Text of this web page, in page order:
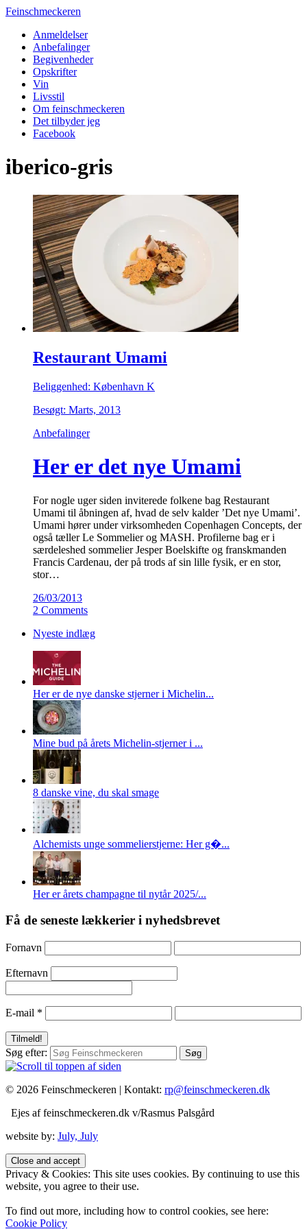
Feinschmeckeren
Anmeldelser
Anbefalinger
Begivenheder
Opskrifter
Vin
Livsstil
Om feinschmeckeren
Det tilbyder jeg
Facebook
iberico-gris
Restaurant Umami
Beliggenhed: København K
Besøgt: Marts, 2013
Anbefalinger
Her er det nye Umami
For nogle uger siden inviterede folkene bag Restaurant
Umami til åbningen af, hvad de selv kalder ’Det nye Umami’.
Umami hører under virksomheden Copenhagen Concepts, der
også tæller Le Sommelier og MASH. Profilerne bag er i
særdeleshed sommelier Jesper Boelskifte og franskmanden
Francis Cardenau, der på trods af sin lille fysik, er en stor,
stor…
26/03/2013
2 Comments
Nyeste indlæg
Her er de nye danske stjerner i Michelin...
Mine bud på årets Michelin-stjerner i ...
8 danske vine, du skal smage
Alchemists unge sommelierstjerne: Her g�...
Her er årets champagne til nytår 2025/...
Få de seneste lækkerier i nyhedsbrevet
Fornavn
Efternavn
E-mail *
Søg efter:
© 2026 Feinschmeckeren | Kontakt: rp@feinschmeckeren.dk
Ejes af feinschmeckeren.dk v/Rasmus Palsgård
website by: July, July
Privacy & Cookies: This site uses cookies. By continuing to use this
website, you agree to their use.
To find out more, including how to control cookies, see here:
Cookie Policy